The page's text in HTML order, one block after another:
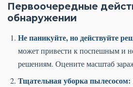
Первоочередные
обнаружении
Не паникуйте, но действуйте
может привести к поспешным и
решениям. Оцените масштаб
Тщательная уборка пылесосом: